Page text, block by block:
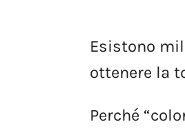
Esistono
ottenere la
Perché